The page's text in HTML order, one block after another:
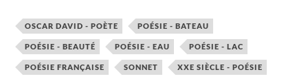
OSCAR DAVID - POÈTE POÉSIE - BATEAU
POÉSIE - BEAUTÉ POÉSIE - EAU POÉSIE - LAC
POÉSIE FRANÇAISE SONNET XXE SIÈCLE - POÉSIE